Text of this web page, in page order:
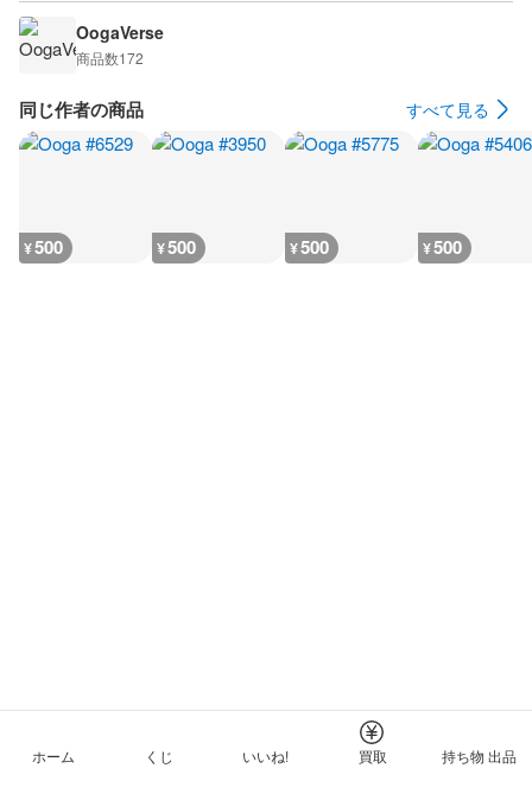
OogaVerse
商品数172
同じ作者の商品 すべて見る
¥500 ¥500 ¥500 ¥500
ホーム くじ いいね! 買取 持ち物 出品